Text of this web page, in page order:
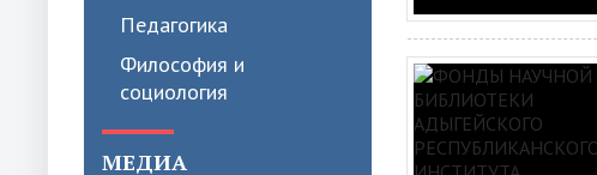
Педагогика
Философия и
социология
МЕДИА